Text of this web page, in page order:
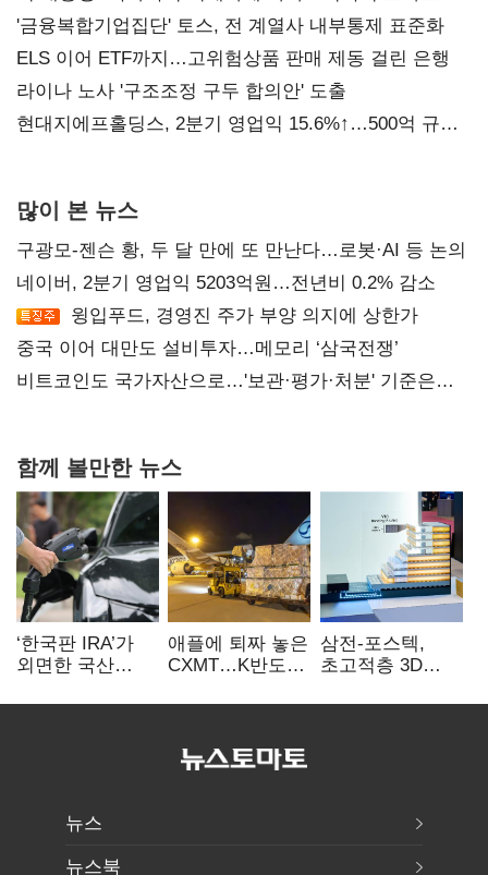
진실 밝혀야"
'금융복합기업집단' 토스, 전 계열사 내부통제 표준화
ELS 이어 ETF까지…고위험상품 판매 제동 걸린 은행
라이나 노사 '구조조정 구두 합의안' 도출
현대지에프홀딩스, 2분기 영업익 15.6%↑…500억 규모
많이 본 뉴스
구광모-젠슨 황, 두 달 만에 또 만난다…로봇·AI 등 논의
네이버, 2분기 영업익 5203억원…전년비 0.2% 감소
윙입푸드, 경영진 주가 부양 의지에 상한가
중국 이어 대만도 설비투자…메모리 ‘삼국전쟁’
비트코인도 국가자산으로…'보관·평가·처분' 기준은
함께 볼만한 뉴스
‘한국판 IRA’가
외면한 국산
실효성에 ‘의문’
애플에 퇴짜 놓은
CXMT…K반도체
삼전-포스텍,
초고적층 3D
성능·전력효율
뉴스
뉴스북